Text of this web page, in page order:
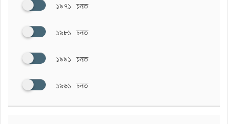
১৯৭১ চনত
১৯৮১ চনত
১৯৯১ চনত
১৯৬১ চনত